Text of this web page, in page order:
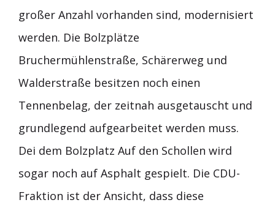
großer Anzahl vorhanden sind, modernisiert
werden. Die Bolzplätze
Bruchermühlenstraße, Schärerweg und
Walderstraße besitzen noch einen
Tennenbelag, der zeitnah ausgetauscht und
grundlegend aufgearbeitet werden muss.
Dei dem Bolzplatz Auf den Schollen wird
sogar noch auf Asphalt gespielt. Die CDU-
Fraktion ist der Ansicht, dass diese